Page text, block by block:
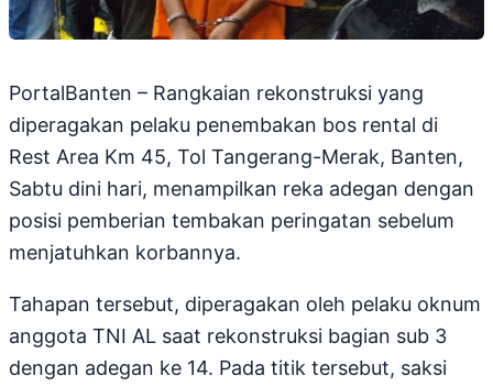
PortalBanten – Rangkaian rekonstruksi yang
diperagakan pelaku penembakan bos rental di
Rest Area Km 45, Tol Tangerang-Merak, Banten,
Sabtu dini hari, menampilkan reka adegan dengan
posisi pemberian tembakan peringatan sebelum
menjatuhkan korbannya.
Tahapan tersebut, diperagakan oleh pelaku oknum
anggota TNI AL saat rekonstruksi bagian sub 3
dengan adegan ke 14. Pada titik tersebut, saksi